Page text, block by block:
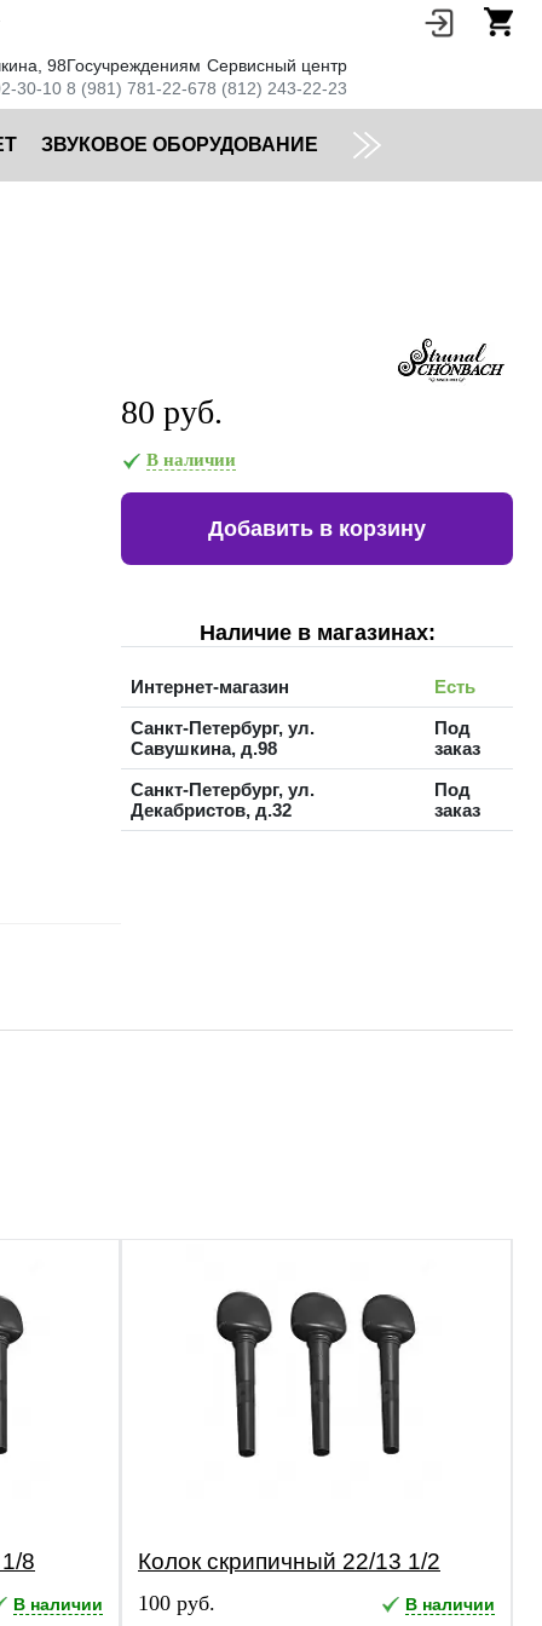
98
30-10
Госучреждениям
8 (981) 781-22-67
Сервисный центр
8 (812) 243-22-23
ЗВУКОВОЕ ОБОРУДОВАНИЕ
80 руб.
В наличии
Добавить в корзину
Наличие в магазинах:
Интернет-магазин
Есть
Санкт-Петербург, ул.
Савушкина, д.98
Под
заказ
Санкт-Петербург, ул.
Декабристов, д.32
Под
заказ
8
В наличии
Колок скрипичный 22/13 1/2
100 руб. В наличии